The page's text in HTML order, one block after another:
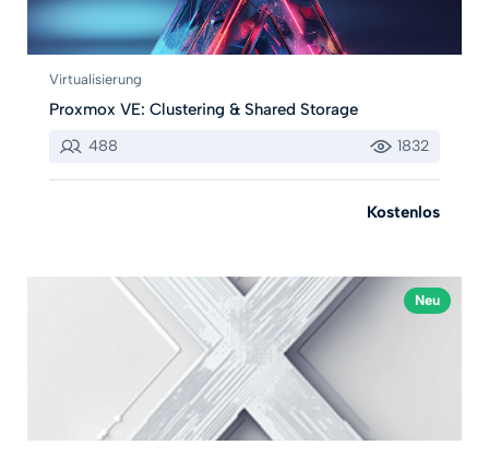
Virtualisierung
Proxmox VE: Clustering & Shared Storage
488 1832
Kostenlos
Neu